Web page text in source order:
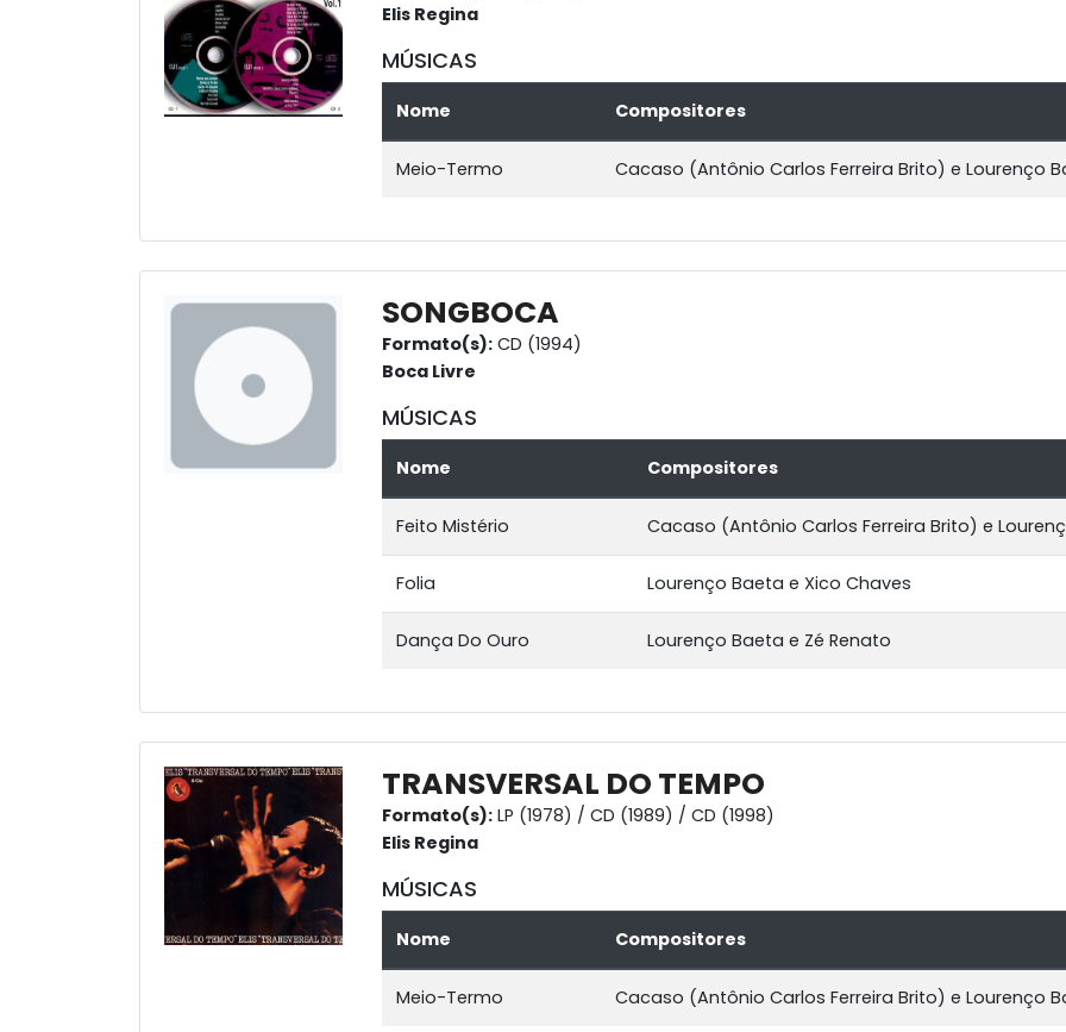
Elis Regina
MÚSICAS
Nome Compositores
Meio-Termo Cacaso (Antônio Carlos Ferreira Brito) e Lourenço
SONGBOCA
Formato(s): CD (1994)
Boca Livre
MÚSICAS
Nome Compositores
Feito Mistério Cacaso (Antônio Carlos Ferreira Brito) e
Folia Lourenço Baeta e Xico Chaves
Dança Do Ouro Lourenço Baeta e Zé Renato
TRANSVERSAL DO TEMPO
Formato(s): LP (1978) / CD (1989) / CD (1998)
Elis Regina
MÚSICAS
Nome Compositores
Meio-Termo Cacaso (Antônio Carlos Ferreira Brito) e Lourenço